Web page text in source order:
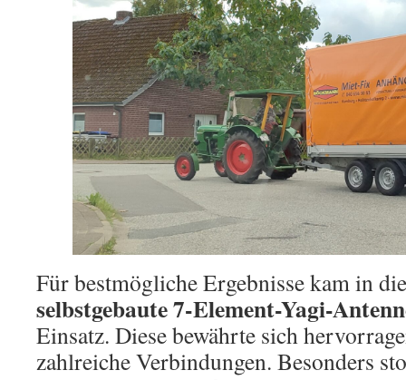
Für bestmögliche Ergebnisse kam in
selbstgebaute 7-Element-Yagi-
Einsatz. Diese bewährte sich
zahlreiche Verbindungen. Besonders